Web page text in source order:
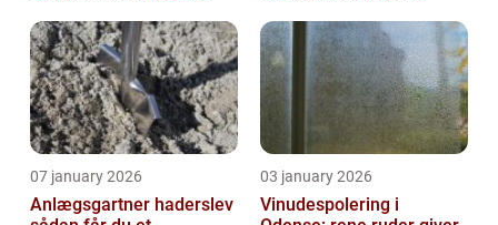
07 january 2026
Anlægsgartner haderslev
03 january 2026
Vinudespolering i